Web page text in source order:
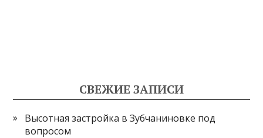
СВЕЖИЕ ЗАПИСИ
Высотная застройка в Зубчаниновке под
вопросом